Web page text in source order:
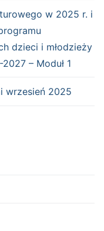
w 2025 r. i
dzieci i młodzieży
– Moduł 1
wrzesień 2025